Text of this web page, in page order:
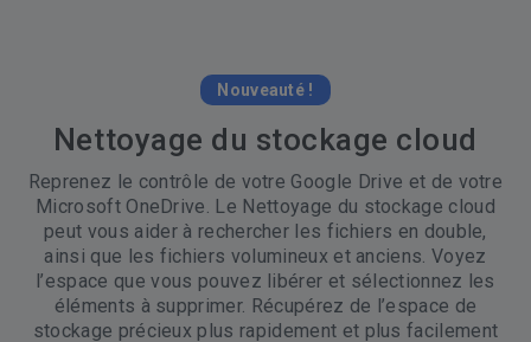
Nouveauté !
Nettoyage du stockage cloud
Reprenez le contrôle de votre Google Drive et de votre
Microsoft OneDrive. Le Nettoyage du stockage cloud
peut vous aider à rechercher les fichiers en double,
ainsi que les fichiers volumineux et anciens. Voyez
l’espace que vous pouvez libérer et sélectionnez les
éléments à supprimer. Récupérez de l’espace de
stockage précieux plus rapidement et plus facilement